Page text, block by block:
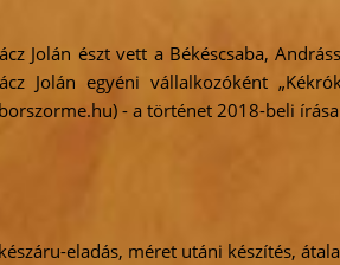
Jolán észt vett a Békéscsaba,
Jolán egyéni vállalkozóként
- a történet 2018-beli
eladás, méret utáni készítés,